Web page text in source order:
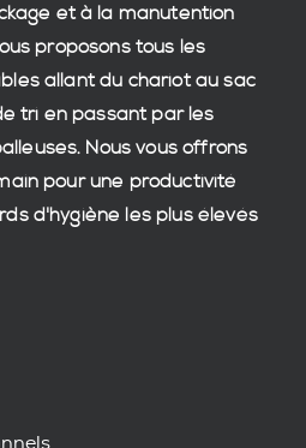
et à la manutention
proposons tous les
allant du chariot au sac
tri en passant par les
Nous vous offrons
pour une productivité
d'hygiène les plus élevés